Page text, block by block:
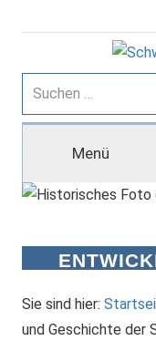
Inhalt
Suchen
nach:
Menü
HAUBER
Sie sind hier:
und Geschichte der